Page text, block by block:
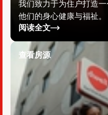
我们致力于为住户打造
他们的身心健康与福祉。
阅读全文
查看房源